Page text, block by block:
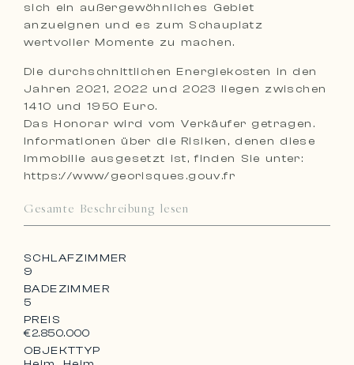
sich ein außergewöhnliches Gebiet
anzueignen und es zum Schauplatz
wertvoller Momente zu machen.
Die durchschnittlichen Energiekosten in den
Jahren 2021, 2022 und 2023 liegen zwischen
1410 und 1950 Euro.
Das Honorar wird vom Verkäufer getragen.
Informationen über die Risiken, denen diese
Immobilie ausgesetzt ist, finden Sie unter:
https://www/georisques.gouv.fr
Gesamte Beschreibung lesen
SCHLAFZIMMER
9
BADEZIMMER
5
PREIS
€2.850.000
OBJEKTTYP